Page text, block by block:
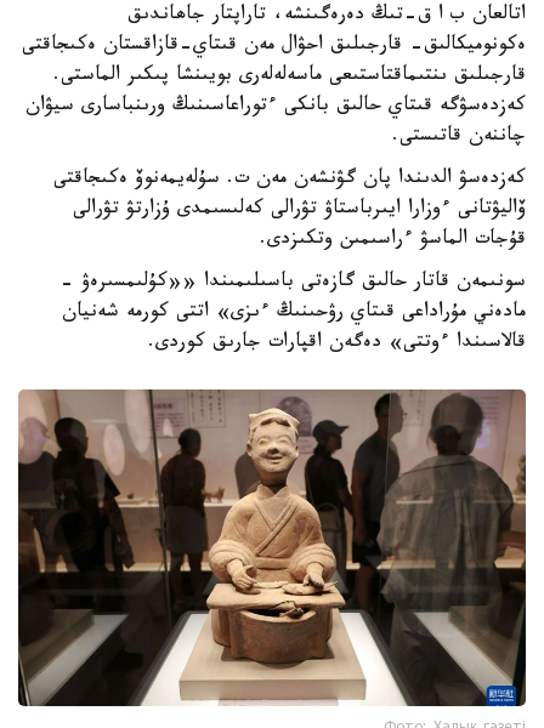
اتالعان ب ا ق-تىڭ دەرەگىنشە، تاراپتار جاھاندىق
ەكونوميكالىق- قارجىلىق احۋال مەن قىتاي-قازاقستان ەكىجاقتى
قارجىلىق ىنتىماقتاستىعى ماسەلەلەرى بويىنشا پىكىر الماستى.
كەزدەسۋگە قىتاي حالىق بانكى ءتوراعاسىنىڭ ورىنباسارى سيۋان
چاننەن قاتىستى.
كەزدەسۋ الدىندا پان گۋنشەن مەن ت. سۇلەيمەنوۆ ەكىجاقتى
ۆاليۋتانى ءوزارا ايىرباستاۋ تۋرالى كەلىسىمدى ۇزارتۋ تۋرالى
قۇجات الماسۋ ءراسىمىن وتكىزدى.
سونىمەن قاتار حالىق گازەتى باسىلىمىندا ««كۇلىمسىرەۋ -
مادەني مۇراداعى قىتاي رۋحىنىڭ ءىزى» اتتى كورمە شەنيان
قالاسىندا ءوتتى» دەگەن اقپارات جارىق كوردى.